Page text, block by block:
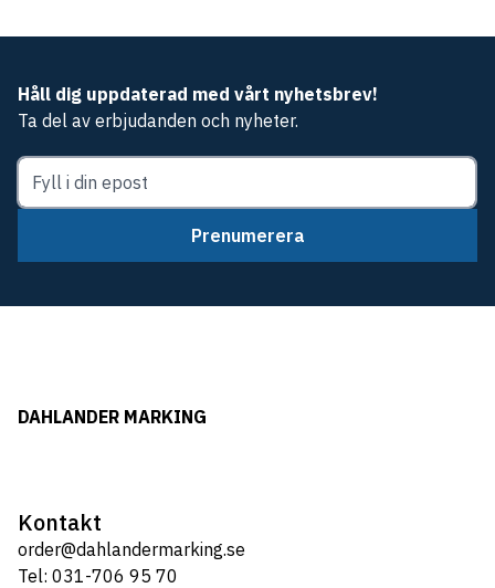
Håll dig uppdaterad med vårt nyhetsbrev!
Ta del av erbjudanden och nyheter.
Prenumerera
DAHLANDER MARKING
Kontakt
order@dahlandermarking.se
Tel: 031-706 95 70